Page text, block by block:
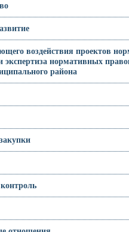
воздействия проектов
экспертиза нормативных
района